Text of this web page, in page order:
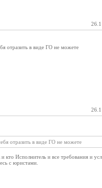
отразить в виде ГО не можете
отразить в виде ГО не можете
кто Исполнитель и все требования и
с юристами.